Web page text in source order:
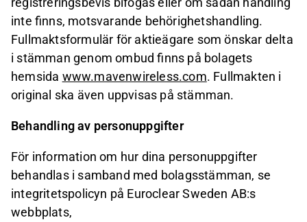
inte finns, motsvarande behörighetshandling.
Fullmaktsformulär för aktieägare som önskar delta
i stämman genom ombud finns på bolagets
hemsida www.mavenwireless.com. Fullmakten i
original ska även uppvisas på stämman.
Behandling av personuppgifter
För information om hur dina personuppgifter
behandlas i samband med bolagsstämman, se
integritetspolicyn på Euroclear Sweden AB:s
webbplats,